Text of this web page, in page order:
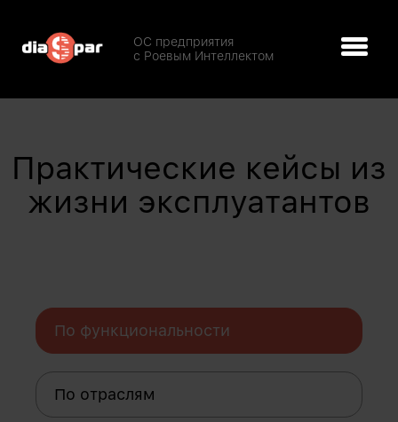
ОС предприятия
с Роевым Интеллектом
Практические кейсы из
жизни эксплуатантов
По функциональности
По отраслям